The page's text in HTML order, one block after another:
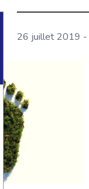
26 juillet 2019 -